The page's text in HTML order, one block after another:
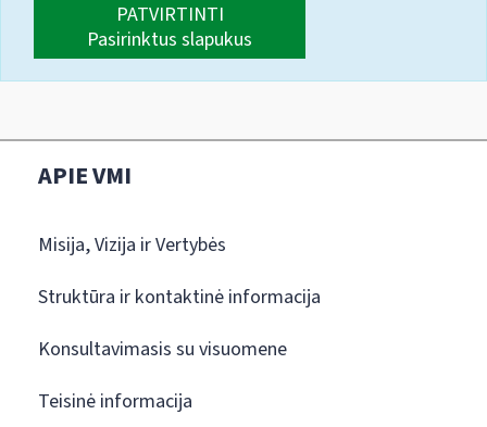
PATVIRTINTI
Pasirinktus slapukus
APIE VMI
Misija, Vizija ir Vertybės
Struktūra ir kontaktinė informacija
Konsultavimasis su visuomene
Teisinė informacija